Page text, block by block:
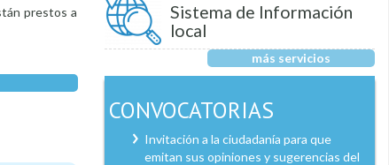
prestos a
Sistema de Información
local
más servicios
CONVOCATORIAS
Invitación a la ciudadanía para que
emitan sus opiniones y sugerencias del